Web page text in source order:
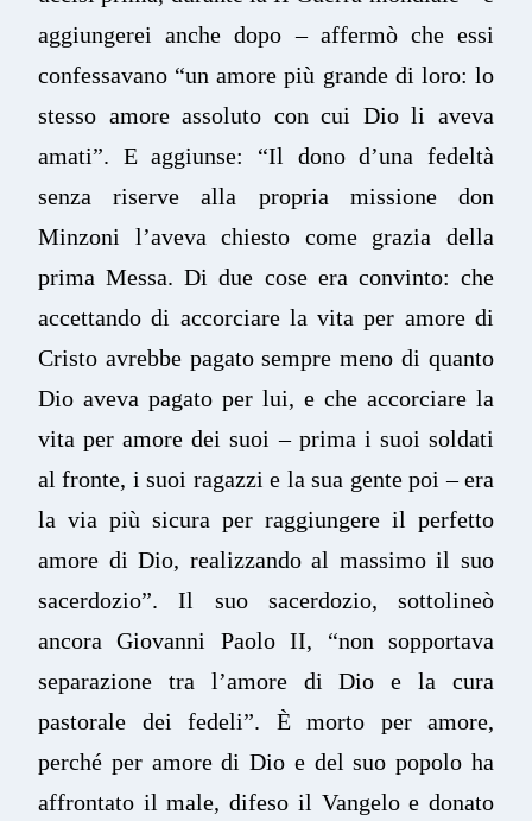
aggiungerei anche dopo – affermò che essi
confessavano “un amore più grande di loro: lo
stesso amore assoluto con cui Dio li aveva
amati”. E aggiunse: “Il dono d’una fedeltà
senza riserve alla propria missione don
Minzoni l’aveva chiesto come grazia della
prima Messa. Di due cose era convinto: che
accettando di accorciare la vita per amore di
Cristo avrebbe pagato sempre meno di quanto
Dio aveva pagato per lui, e che accorciare la
vita per amore dei suoi – prima i suoi soldati
al fronte, i suoi ragazzi e la sua gente poi – era
la via più sicura per raggiungere il perfetto
amore di Dio, realizzando al massimo il suo
sacerdozio”. Il suo sacerdozio, sottolineò
ancora Giovanni Paolo II, “non sopportava
separazione tra l’amore di Dio e la cura
pastorale dei fedeli”. È morto per amore,
perché per amore di Dio e del suo popolo ha
affrontato il male, difeso il Vangelo e donato